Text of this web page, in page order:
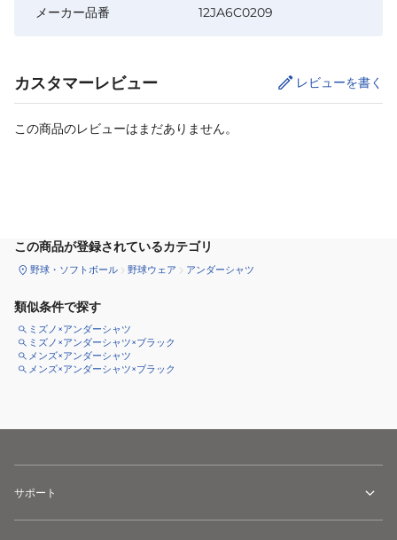
メーカー品番
12JA6C0209
カスタマーレビュー レビューを書く
この商品のレビューはまだありません。
この商品が登録されているカテゴリ
野球・ソフトボール 野球ウェア アンダーシャツ
類似条件で探す
ミズノ×アンダーシャツ
ミズノ×アンダーシャツ×ブラック
メンズ×アンダーシャツ
メンズ×アンダーシャツ×ブラック
サポート